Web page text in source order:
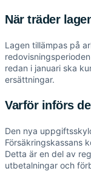
När träder
Lagen tillämpas på
redan i januari ska
ersättningar.
Varför införs
Den nya
Försäkringskassans
Detta är en del av
utbetalningar och